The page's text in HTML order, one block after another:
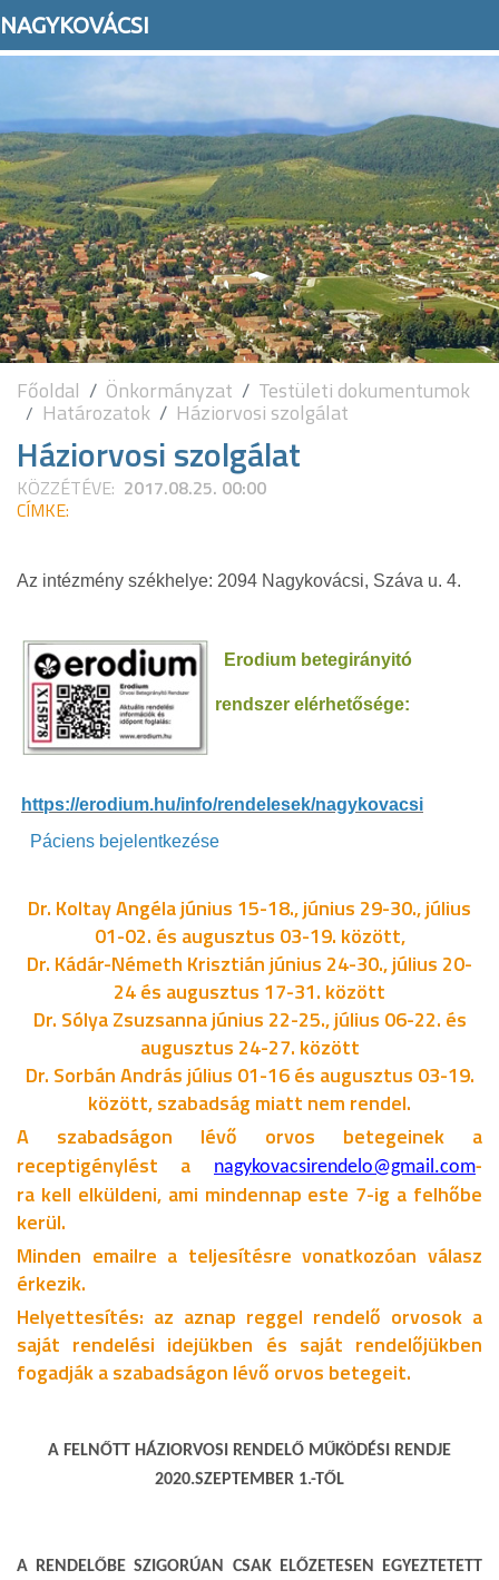
NAGYKOVÁCSI
Főoldal Önkormányzat Testületi dokumentumok
Határozatok Háziorvosi szolgálat
Háziorvosi szolgálat
KÖZZÉTÉVE: 2017.08.25. 00:00
CÍMKE:
Az intézmény székhelye: 2094 Nagykovácsi, Száva u. 4.
Erodium betegirányitó
rendszer elérhetősége:
https://erodium.hu/info/rendelesek/nagykovacsi
Páciens bejelentkezése
Dr. Koltay Angéla június 15-18., június 29-30., július
01-02. és augusztus 03-19. között,
Dr. Kádár-Németh Krisztián június 24-30., július 20-
24 és augusztus 17-31. között
Dr. Sólya Zsuzsanna június 22-25., július 06-22. és
augusztus 24-27. között
Dr. Sorbán András július 01-16 és augusztus 03-19.
között, szabadság miatt nem rendel.
A szabadságon lévő orvos betegeinek a
receptigénylést a
nagykovacsirendelo@gmail.com-
ra kell elküldeni, ami mindennap este 7-ig a felhőbe
kerül.
Minden emailre a teljesítésre vonatkozóan válasz
érkezik.
Helyettesítés: az aznap reggel rendelő orvosok a
saját rendelési idejükben és saját rendelőjükben
fogadják a szabadságon lévő orvos betegeit.
A FELNŐTT HÁZIORVOSI RENDELŐ MŰKÖDÉSI RENDJE
2020.SZEPTEMBER 1.-TŐL
A RENDELŐBE SZIGORÚAN CSAK ELŐZETESEN EGYEZTETETT